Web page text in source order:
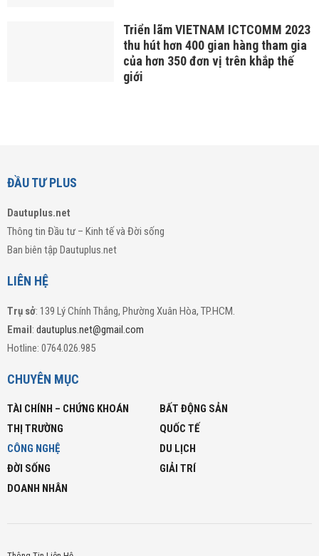
Triển lãm VIETNAM ICTCOMM 2023
thu hút hơn 400 gian hàng tham gia
của hơn 350 đơn vị trên khắp thế
giới
ĐẦU TƯ PLUS
Dautuplus.net
Thông tin Đầu tư – Kinh tế và Đời sống
Ban biên tập Dautuplus.net
LIÊN HỆ
Trụ sở: 139 Lý Chính Thắng, Phường Xuân Hòa, TP.HCM.
Email: dautuplus.net@gmail.com
Hotline: 0764.026.985
CHUYÊN MỤC
TÀI CHÍNH – CHỨNG KHOÁN
BẤT ĐỘNG SẢN
THỊ TRƯỜNG
QUỐC TẾ
CÔNG NGHỆ
DU LỊCH
ĐỜI SỐNG
GIẢI TRÍ
DOANH NHÂN